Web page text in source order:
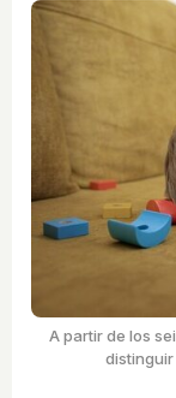
A partir de los
distinguir